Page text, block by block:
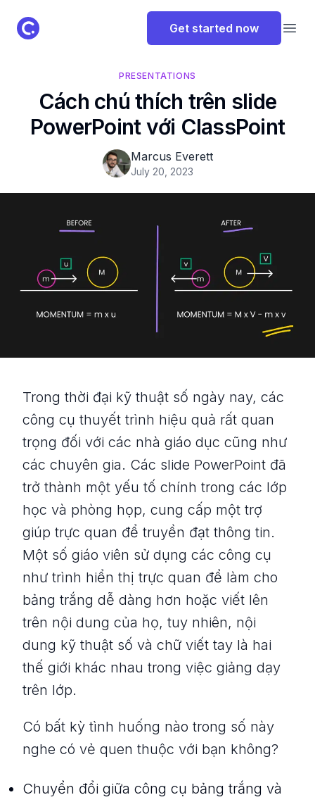
ClassPoint Logo Get started now
PRESENTATIONS
Cách chú thích trên slide
PowerPoint với ClassPoint
Marcus Everett
July 20, 2023
Trong thời đại kỹ thuật số ngày nay, các
công cụ thuyết trình hiệu quả rất quan
trọng đối với các nhà giáo dục cũng như
các chuyên gia. Các slide PowerPoint đã
trở thành một yếu tố chính trong các lớp
học và phòng họp, cung cấp một trợ
giúp trực quan để truyền đạt thông tin.
Một số giáo viên sử dụng các công cụ
như trình hiển thị trực quan để làm cho
bảng trắng dễ dàng hơn hoặc viết lên
trên nội dung của họ, tuy nhiên, nội
dung kỹ thuật số và chữ viết tay là hai
thế giới khác nhau trong việc giảng dạy
trên lớp.
Có bất kỳ tình huống nào trong số này
nghe có vẻ quen thuộc với bạn không?
Chuyển đổi giữa công cụ bảng trắng và